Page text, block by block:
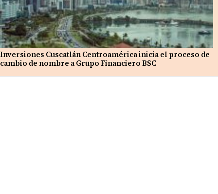
Inversiones Cuscatlán Centroamérica inicia el proceso de
cambio de nombre a Grupo Financiero BSC